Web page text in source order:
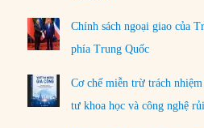
Chính sách ngoại giao của
phía Trung Quốc
Cơ chế miễn trừ trách
tư khoa học và công nghệ